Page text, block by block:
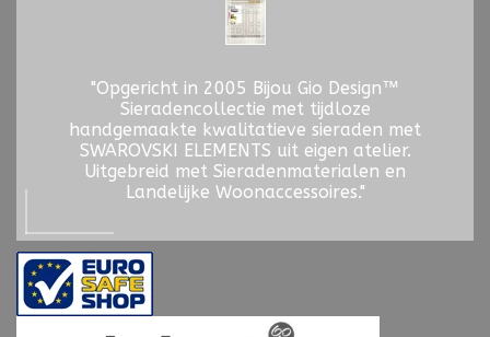
"Opgericht in 2005 Bijou Gio Design™
Sieradencollectie met tijdloze
handgemaakte kwalitatieve sieraden met
SWAROVSKI ELEMENTS uit eigen atelier.
Uitgebreid met Sieradenmaterialen en
Landelijke Woonaccessoires."